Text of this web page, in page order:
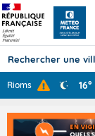
Rioms 16°